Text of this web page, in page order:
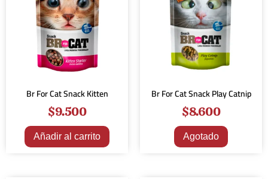
Br For Cat Snack Kitten
$9.500
Añadir al carrito
Br For Cat Snack Play Catnip
$8.600
Agotado